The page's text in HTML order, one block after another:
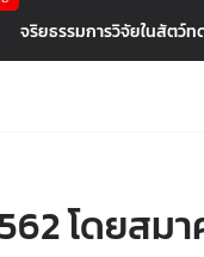
จริยธรรมการวิจัยในสัตว์ท
โดยสม